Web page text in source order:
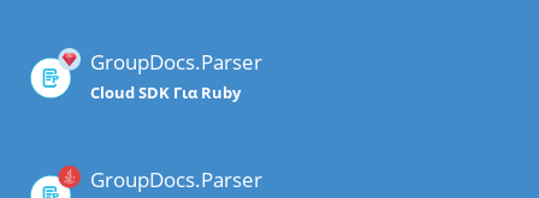
GroupDocs.Parser
Cloud SDK Για Ruby
GroupDocs.Parser